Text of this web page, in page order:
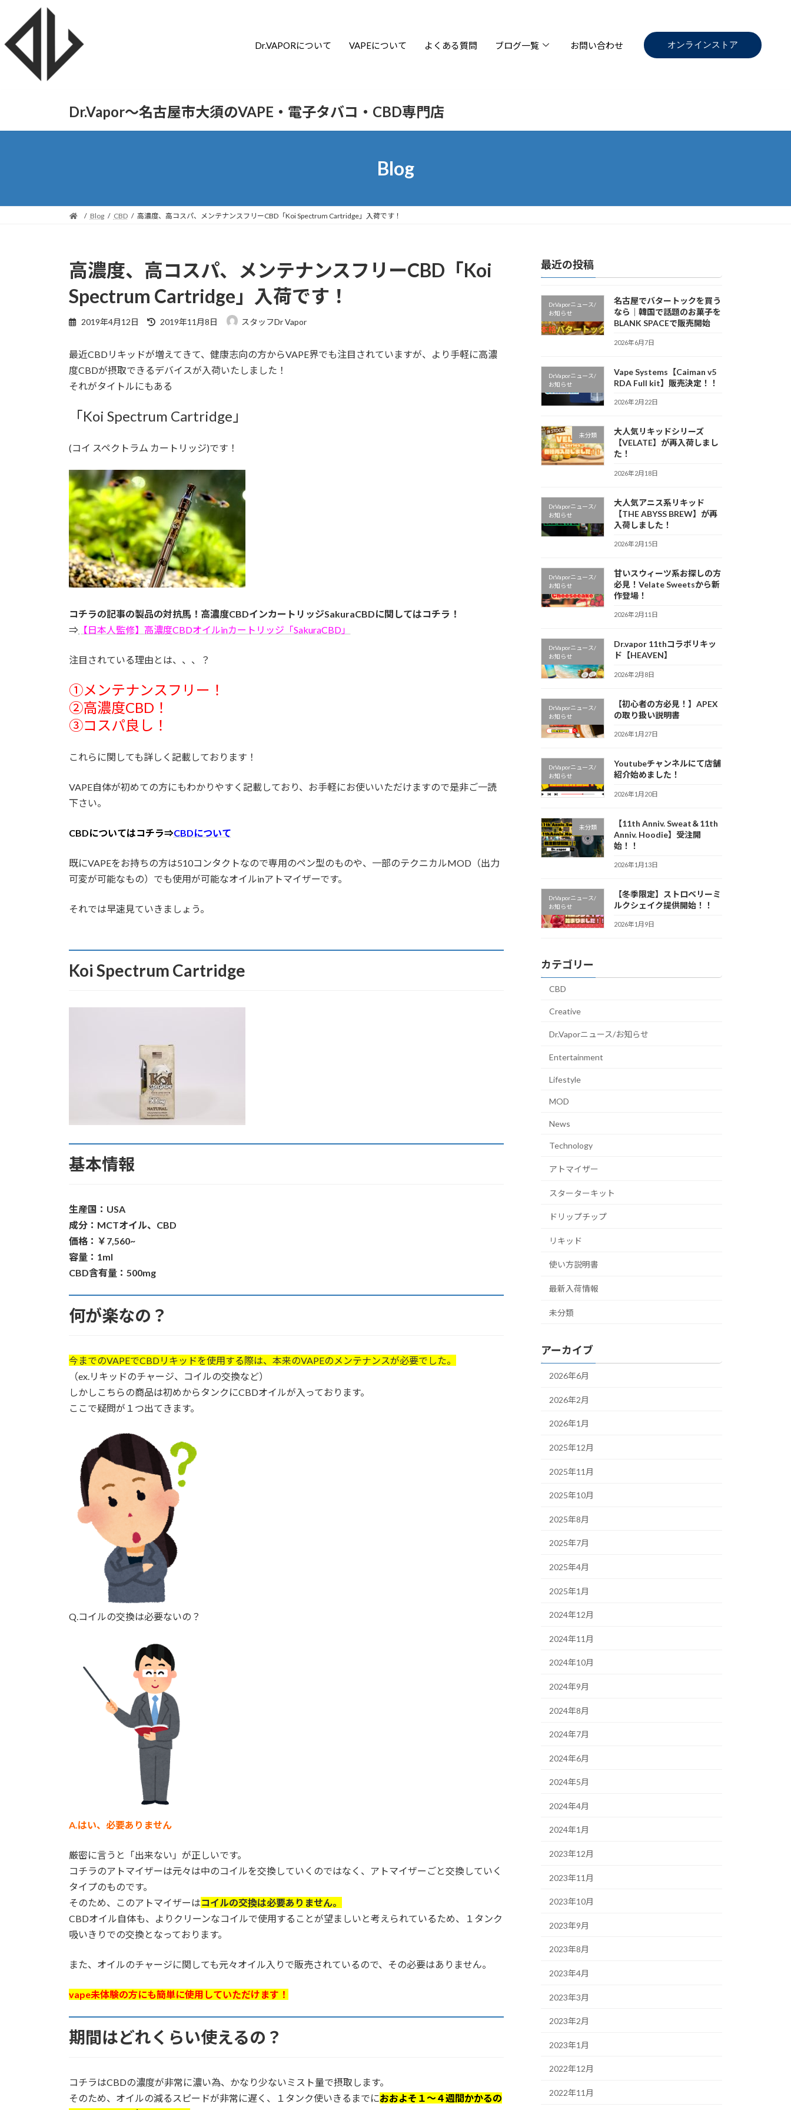
Dr.VAPORについて VAPEについて よくある質問 ブログ一覧 お問い合わせ オンラインストア
Dr.Vapor〜名古屋市大須のVAPE・電子タバコ・CBD専門店
Blog
Blog CBD 高濃度、高コスパ、メンテナンスフリーCBD「Koi Spectrum Cartridge」入荷です！
高濃度、高コスパ、メンテナンスフリーCBD「Koi
Spectrum Cartridge」入荷です！
2019年4月12日 2019年11月8日 スタッフDr Vapor
最近CBDリキッドが増えてきて、健康志向の方からVAPE界でも注目されていますが、より手軽に高濃
度CBDが摂取できるデバイスが入荷いたしました！
それがタイトルにもある
「Koi Spectrum Cartridge」
(コイ スペクトラム カートリッジ)です！
コチラの記事の製品の対抗馬！高濃度CBDインカートリッジSakuraCBDに関してはコチラ！
⇒ 【日本人監修】高濃度CBDオイルinカートリッジ「SakuraCBD」
注目されている理由とは、、、？
➀メンテナンスフリー！
➁高濃度CBD！
➂コスパ良し！
これらに関しても詳しく記載しております！
VAPE自体が初めての方にもわかりやすく記載しており、お手軽にお使いいただけますので是非ご一読
下さい。
CBDについてはコチラ⇒CBDについて
既にVAPEをお持ちの方は510コンタクトなので専用のペン型のものや、一部のテクニカルMOD（出力
可変が可能なもの）でも使用が可能なオイルinアトマイザーです。
それでは早速見ていきましょう。
Koi Spectrum Cartridge
基本情報
生産国：USA
成分：MCTオイル、CBD
価格：￥7,560~
容量：1ml
CBD含有量：500mg
何が楽なの？
今までのVAPEでCBDリキッドを使用する際は、本来のVAPEのメンテナンスが必要でした。
（ex.リキッドのチャージ、コイルの交換など）
しかしこちらの商品は初めからタンクにCBDオイルが入っております。
ここで疑問が１つ出てきます。
Q.コイルの交換は必要ないの？
A.はい、必要ありません
厳密に言うと「出来ない」が正しいです。
コチラのアトマイザーは元々は中のコイルを交換していくのではなく、アトマイザーごと交換していく
タイプのものです。
そのため、このアトマイザーはコイルの交換は必要ありません。
CBDオイル自体も、よりクリーンなコイルで使用することが望ましいと考えられているため、１タンク
吸いきりでの交換となっております。
また、オイルのチャージに関しても元々オイル入りで販売されているので、その必要はありません。
vape未体験の方にも簡単に使用していただけます！
期間はどれくらい使えるの？
コチラはCBDの濃度が非常に濃い為、かなり少ないミスト量で摂取します。
そのため、オイルの減るスピードが非常に遅く、１タンク使いきるまでにおおよそ１～４週間かかるの
最近の投稿
Dr.Vaporニュース/
お知らせ
名古屋でバタートックを買う
なら｜韓国で話題のお菓子を
BLANK SPACEで販売開始
2026年6月7日
Dr.Vaporニュース/
お知らせ
Vape Systems【Caiman v5
RDA Full kit】販売決定！！
2026年2月22日
未分類
大人気リキッドシリーズ
【VELATE】が再入荷しまし
た！
2026年2月18日
Dr.Vaporニュース/
お知らせ
大人気アニス系リキッド
【THE ABYSS BREW】が再
入荷しました！
2026年2月15日
Dr.Vaporニュース/
お知らせ
甘いスウィーツ系お探しの方
必見！Velate Sweetsから新
作登場！
2026年2月11日
Dr.Vaporニュース/
お知らせ
Dr.vapor 11thコラボリキッ
ド【HEAVEN】
2026年2月8日
Dr.Vaporニュース/
お知らせ
【初心者の方必見！】APEX
の取り扱い説明書
2026年1月27日
Dr.Vaporニュース/
お知らせ
Youtubeチャンネルにて店舗
紹介始めました！
2026年1月20日
未分類
【11th Anniv. Sweat＆11th
Anniv. Hoodie】受注開
始！！
2026年1月13日
Dr.Vaporニュース/
お知らせ
【冬季限定】ストロベリーミ
ルクシェイク提供開始！！
2026年1月9日
カテゴリー
CBD
Creative
Dr.Vaporニュース/お知らせ
Entertainment
Lifestyle
MOD
News
Technology
アトマイザー
スターターキット
ドリップチップ
リキッド
使い方説明書
最新入荷情報
未分類
アーカイブ
2026年6月
2026年2月
2026年1月
2025年12月
2025年11月
2025年10月
2025年8月
2025年7月
2025年4月
2025年1月
2024年12月
2024年11月
2024年10月
2024年9月
2024年8月
2024年7月
2024年6月
2024年5月
2024年4月
2024年1月
2023年12月
2023年11月
2023年10月
2023年9月
2023年8月
2023年4月
2023年3月
2023年2月
2023年1月
2022年12月
2022年11月